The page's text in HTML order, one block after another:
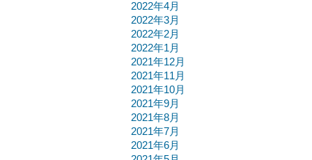
2022年4月
2022年3月
2022年2月
2022年1月
2021年12月
2021年11月
2021年10月
2021年9月
2021年8月
2021年7月
2021年6月